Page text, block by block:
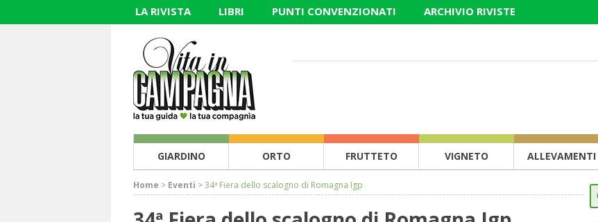
LA RIVISTA LIBRI PUNTI CONVENZIONATI ARCHIVIO RIVISTE
GIARDINO ORTO FRUTTETO VIGNETO ALLEVAMENTI
Home > Eventi >34ª Fiera dello scalogno di Romagna Igp